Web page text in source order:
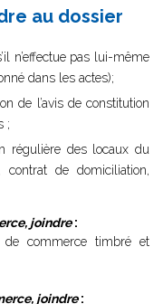
au dossier
n’effectue pas lui-même
dans les actes);
de l’avis de constitution
;
régulière des locaux du
de domiciliation,
joindre:
de commerce timbré et
joindre: